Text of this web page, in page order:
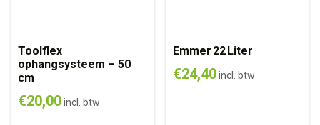
Toolflex
ophangsysteem – 50
cm
€20,00incl. btw
Emmer 22 Liter
€24,40 incl. btw